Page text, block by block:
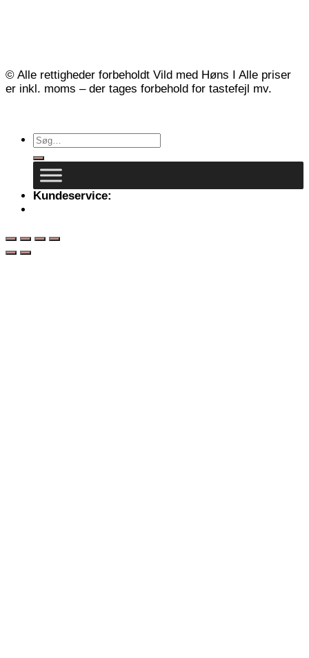
© Alle rettigheder forbeholdt Vild med Høns I Alle priser
er inkl. moms – der tages forbehold for tastefejl mv.
Kundeservice: